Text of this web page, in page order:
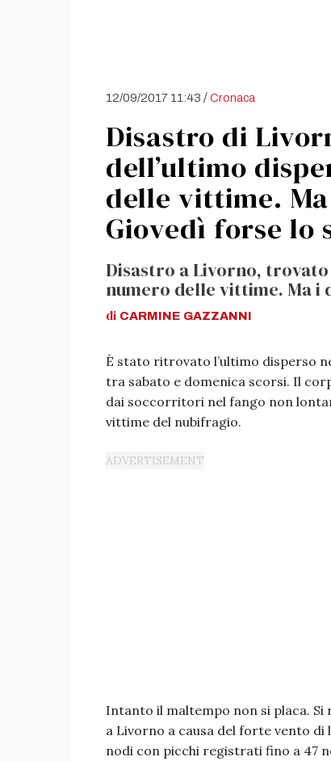
12/09/2017 11:43 /Cronaca
Disastro di
dell’ultimo
delle vittime.
Giovedì forse lo
Disastro a Livorno,
numero delle vittime. Ma i
di CARMINE GAZZANNI
È stato ritrovato l’ultimo disperso
tra sabato e domenica scorsi. Il
dai soccorritori nel fango non
vittime del nubifragio.
Intanto il maltempo non si placa.
a Livorno a causa del forte vento
nodi con picchi registrati fino a 47